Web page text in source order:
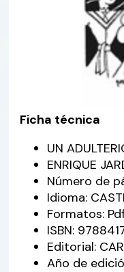
Ficha técnica
UN
ENRIQUE
Número de
Idioma:
Formatos:
ISBN:
Editorial:
Año de